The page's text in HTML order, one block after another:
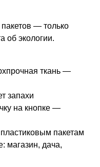
— только
об экологии.
ткань —
запахи
на кнопке —
пакетам
магазин, дача,